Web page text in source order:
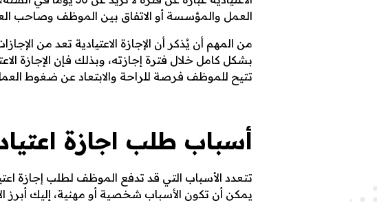
ز
ة
ا
ع
العمل والمؤسسة أو الاتفاق بين الموظف وصاحب
من المهم أن يُذكر أن الإجازة الاعتيادية تعد من
بشكل كامل خلال فترة إجازته، وبذلك فإن الإجازة
تتيح للموظف فرصة للراحة والابتعاد عن ضغوط
أسباب طلب اجازة
تتعدد الأسباب التي قد تدفع الموظف لطلب إجازة
يمكن أن تكون الأسباب شخصية أو مهنية، إليك أبرز